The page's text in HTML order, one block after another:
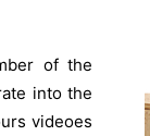
of the
into the
videoes